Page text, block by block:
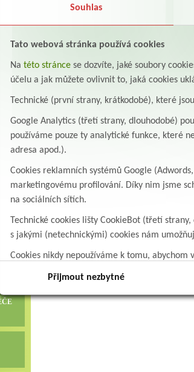
Souhlas
Tato webová stránka používá cookies
Na této stránce se dozvíte, jaké soubory
účelu a jak můžete ovlivnit to, jaká cookies
Technické (první strany, krátkodobé), které
Google Analytics (třetí strany, dlouhodobé)
používáme pouze ty analytické funkce, které
adresa apod.).
Cookies reklamních systémů Google
marketingovému profilování. Díky nim jsme
na sociálních sítích.
Technické cookies lišty CookieBot (třetí
s jakými (netechnickými) cookies nám
Cookies nikdy nepoužíváme k tomu,
Přijmout nezbytné